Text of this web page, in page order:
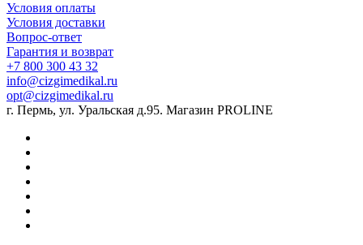
Условия оплаты
Условия доставки
Вопрос-ответ
Гарантия и возврат
+7 800 300 43 32
info@cizgimedikal.ru
opt@cizgimedikal.ru
г. Пермь, ул. Уральская д.95. Магазин PROLINE